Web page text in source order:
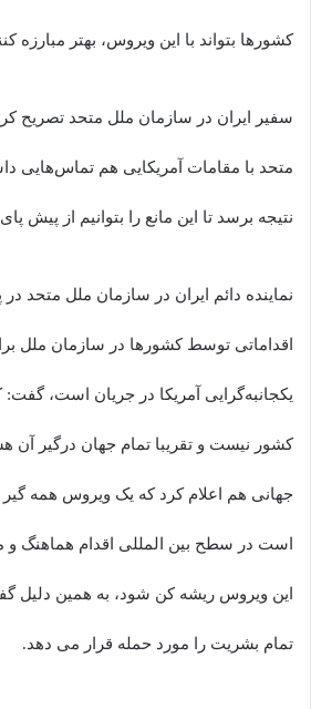
کشورها بتواند با این ویروس، بهتر مبارزه
سفیر ایران در سازمان ملل متحد تصریح
متحد با مقامات آمریکایی هم تماس‌هایی
نتیجه برسد تا این مانع را بتوانیم از پیش
نماینده دائم ایران در سازمان ملل متحد
اقداماتی توسط کشورها در سازمان ملل
یکجانبه‌گرایی آمریکا در جریان است، گفت:
کشور نیست و تقریبا تمام جهان درگیر آن
جهانی هم اعلام کرد که یک ویروس همه گیر
است در سطح بین المللی اقدام هماهنگ
این ویروس ریشه کن شود، به همین دلیل
تمام بشریت را مورد حمله قرار می دهد.